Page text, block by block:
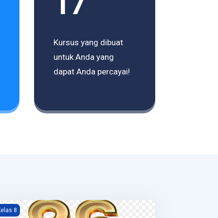
Kursus yang dibuat
untuk Anda yang
dapat Anda percayai!
8-6
8